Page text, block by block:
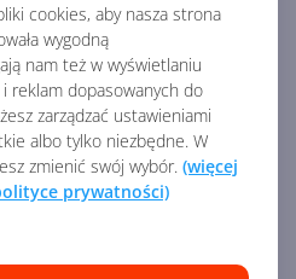
cookies, aby nasza strona
wygodną
nam też w wyświetlaniu
reklam dopasowanych do
zarządzać ustawieniami
albo tylko niezbędne. W
zmienić swój wybór. (więcej
prywatności)